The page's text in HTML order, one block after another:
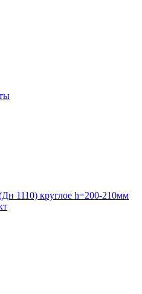
1110) круглое h=200-210мм